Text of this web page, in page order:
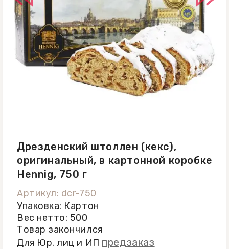
Дрезденский штоллен (кекс),
оригинальный, в картонной коробке
Hennig, 750 г
Артикул: dcr-750
Упаковка: Картон
Вес нетто: 500
Товар закончился
Для Юр. лиц и ИП предзаказ